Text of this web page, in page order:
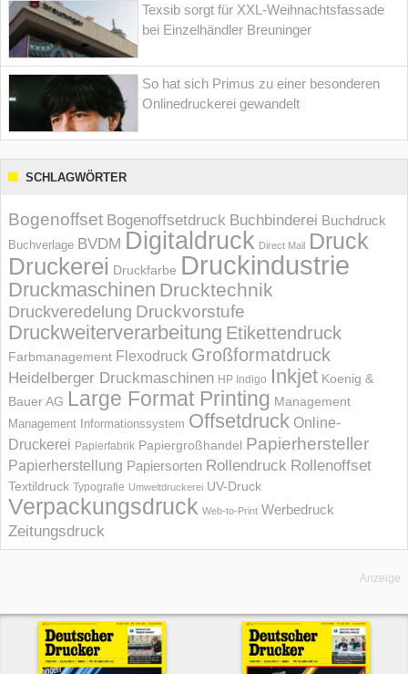
Texsib sorgt für XXL-Weihnachtsfassade
bei Einzelhändler Breuninger
So hat sich Primus zu einer besonderen
Onlinedruckerei gewandelt
SCHLAGWÖRTER
Bogenoffset Bogenoffsetdruck Buchbinderei Buchdruck
Buchverlage BVDM Digitaldruck Direct Mail Druck
Druckerei Druckfarbe Druckindustrie
Druckmaschinen Drucktechnik
Druckveredelung Druckvorstufe
Druckweiterverarbeitung Etikettendruck
Farbmanagement Flexodruck Großformatdruck
Heidelberger Druckmaschinen HP Indigo Inkjet Koenig &
Bauer AG Large Format Printing Management
Management Informations­system Offsetdruck Online-
Druckerei Papierfabrik Papiergroßhandel Papierhersteller
Papierherstellung Papiersorten Rollendruck Rollenoffset
Textildruck Typografie Umweltdruckerei UV-Druck
Verpackungsdruck Web-to-Print Werbedruck
Zeitungsdruck
Anzeige